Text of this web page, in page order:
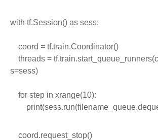
with tf.Session() as sess:
coord = tf.train.Coordinator()
s=sess)
for step in xrange(10):
coord.request_stop()